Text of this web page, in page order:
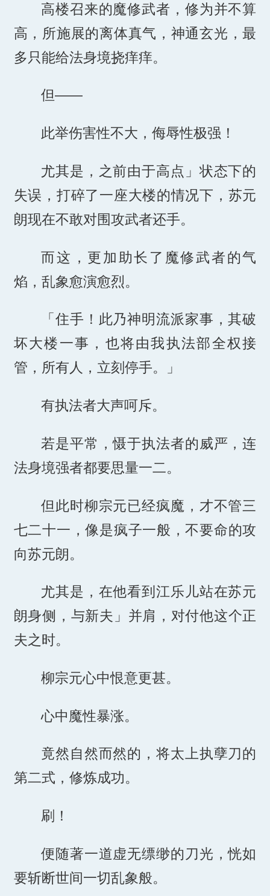
高楼召来的魔修武者，修为并不算
高，所施展的离体真气，神通玄光，最
多只能给法身境挠痒痒。
但——
此举伤害性不大，侮辱性极强！
尤其是，之前由于高点」状态下的
失误，打碎了一座大楼的情况下，苏元
朗现在不敢对围攻武者还手。
而这，更加助长了魔修武者的气
焰，乱象愈演愈烈。
「住手！此乃神明流派家事，其破
坏大楼一事，也将由我执法部全权接
管，所有人，立刻停手。」
有执法者大声呵斥。
若是平常，慑于执法者的威严，连
法身境强者都要思量一二。
但此时柳宗元已经疯魔，才不管三
七二十一，像是疯子一般，不要命的攻
向苏元朗。
尤其是，在他看到江乐儿站在苏元
朗身侧，与新夫」并肩，对付他这个正
夫之时。
柳宗元心中恨意更甚。
心中魔性暴涨。
竟然自然而然的，将太上执孽刀的
第二式，修炼成功。
刷！
便随著一道虚无缥缈的刀光，恍如
要斩断世间一切乱象般。